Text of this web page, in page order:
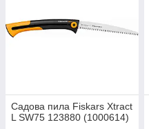
Садова пила Fiskars Xtract
L SW75 123880 (1000614)